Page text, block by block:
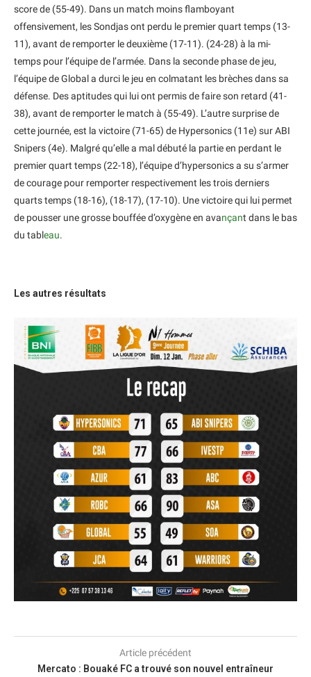
score de (55-49). Dans un match moins flamboyant
offensivement, les Sondjas ont perdu le premier quart temps (13-
11), avant de remporter le deuxième (17-11). (24-28) à la mi-
temps pour l’équipe de l’armée. Dans la seconde phase de jeu,
l’équipe de Global a durci le jeu en colmatant les brèches dans sa
défense. Des aptitudes qui lui ont permis de faire son retard (41-
38), avant de remporter le match à (55-49). L’autre surprise de
cette journée, est la victoire (71-65) de Hypersonics (11e) sur ABI
Snipers (4e). Malgré qu’elle a mal débuté la partie en perdant le
premier quart temps (22-18), l’équipe d’hypersonics a su s’armer
de courage pour remporter respectivement les trois derniers
quarts temps (18-16), (18-17), (17-10). Une victoire qui lui permet
de pousser une grosse bouffée d’oxygène en avançant dans le bas
du tableau.
Les autres résultats
Article précédent
Mercato : Bouaké FC a trouvé son nouvel entraîneur